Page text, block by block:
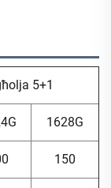
5+1
1628G
150